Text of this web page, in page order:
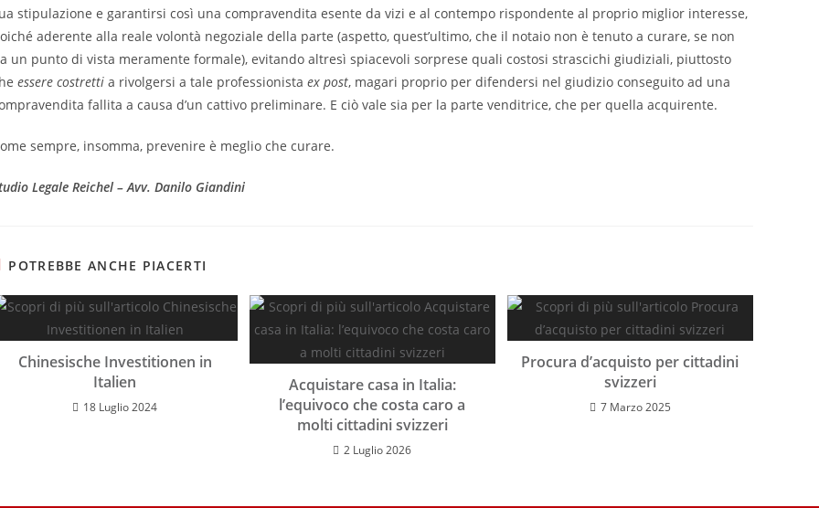
stipulazione e garantirsi così una compravendita esente da vizi e al contempo rispondente al proprio miglior interesse,
aderente alla reale volontà negoziale della parte (aspetto, quest’ultimo, che il notaio non è tenuto a curare, se non
un punto di vista meramente formale), evitando altresì spiacevoli sorprese quali costosi strascichi giudiziali, piuttosto
essere costretti a rivolgersi a tale professionista ex post, magari proprio per difendersi nel giudizio conseguito ad una
fallita a causa d’un cattivo preliminare. E ciò vale sia per la parte venditrice, che per quella acquirente.
sempre, insomma, prevenire è meglio che curare.
Legale Reichel – Avv. Danilo Giandini
POTREBBE ANCHE PIACERTI
Chinesische Investitionen in
Italien
18 Luglio 2024
Acquistare casa in Italia:
l’equivoco che costa caro a
molti cittadini svizzeri
2 Luglio 2026
Procura d’acquisto per cittadini
svizzeri
7 Marzo 2025